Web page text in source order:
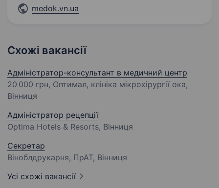
medok.vn.ua
Схожі вакансії
Адміністратор-консультант в медичний центр
20 000 грн, Оптимал, клініка мікрохірургії ока,
Вінниця
Адміністратор рецепції
Optima Hotels & Resorts, Вінниця
Секретар
Віноблдрукарня, ПрАТ, Вінниця
Усі схожі вакансії